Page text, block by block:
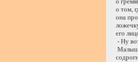
о том,
она
его
- Ну
Малыш